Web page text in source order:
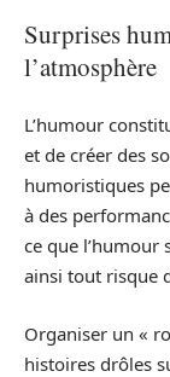
Surprises
l’atmosphère
L’humour
et de créer des
humoristiques
à des
ce que
ainsi tout risque
Organiser un «
histoires drôles